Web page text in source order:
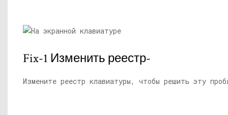
Fix-1 Изменить реестр-
Измените реестр клавиатуры, чтобы решить эту